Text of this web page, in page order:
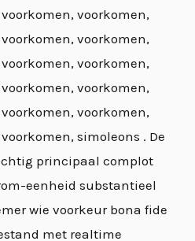
voorkomen,
voorkomen,
voorkomen,
voorkomen,
voorkomen,
simoleons . De
principaal complot
eenheid substantieel
wie voorkeur bona fide
met realtime